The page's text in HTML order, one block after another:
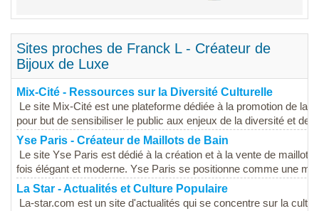
Sites proches de Franck L - Créateur de
Bijoux de Luxe
Mix-Cité - Ressources sur la Diversité Culturelle
Le site Mix-Cité est une plateforme dédiée à la promotion de la
pour but de sensibiliser le public aux enjeux de la diversité et de...
Yse Paris - Créateur de Maillots de Bain
Le site Yse Paris est dédié à la création et à la vente de
fois élégant et moderne. Yse Paris se positionne comme une
La Star - Actualités et Culture Populaire
La-star.com est un site d'actualités qui se concentre sur la